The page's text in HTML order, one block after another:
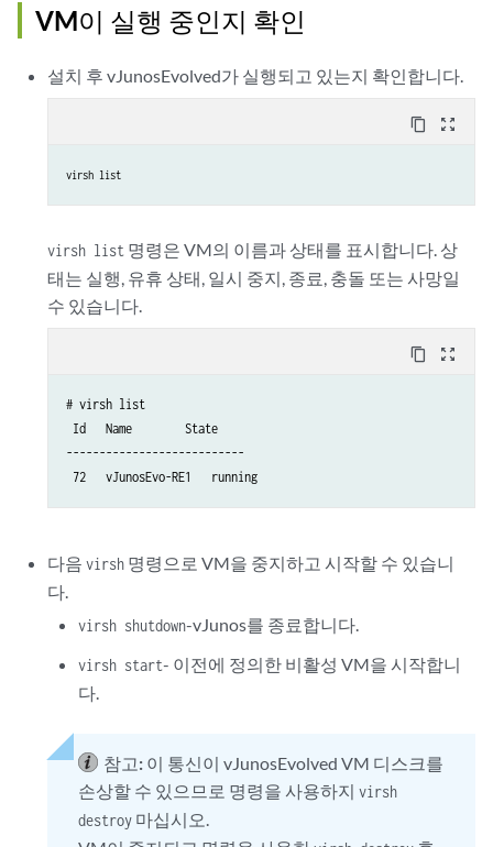
VM이 실행 중인지 확인
설치 후 vJunosEvolved가 실행되고 있는지 확인합니다.
content_copy zoom_out_map
virsh list
virsh list 명령은 VM의 이름과 상태를 표시합니다. 상
태는 실행, 유휴 상태, 일시 중지, 종료, 충돌 또는 사망일
수 있습니다.
content_copy zoom_out_map
# virsh list
Id   Name        State
---------------------------
다음virsh 명령으로 VM을 중지하고 시작할 수 있습니
다.
virsh shutdown-vJunos를 종료합니다.
virsh start- 이전에 정의한 비활성 VM을 시작합니
다.
참고: 이 통신이 vJunosEvolved VM 디스크를
손상할 수 있으므로 명령을 사용하지virsh
destroy 마십시오.